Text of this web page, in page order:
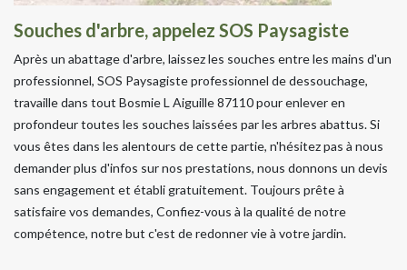
Souches d'arbre, appelez SOS Paysagiste
Après un abattage d'arbre, laissez les souches entre les mains d'un
professionnel, SOS Paysagiste professionnel de dessouchage,
travaille dans tout Bosmie L Aiguille 87110 pour enlever en
profondeur toutes les souches laissées par les arbres abattus. Si
vous êtes dans les alentours de cette partie, n'hésitez pas à nous
demander plus d'infos sur nos prestations, nous donnons un devis
sans engagement et établi gratuitement. Toujours prête à
satisfaire vos demandes, Confiez-vous à la qualité de notre
compétence, notre but c'est de redonner vie à votre jardin.